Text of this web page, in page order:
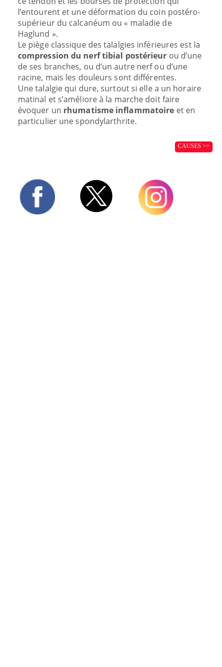
l’entourent et une déformation du coin postéro-
supérieur du calcanéum ou « maladie de
Haglund ».
Le piège classique des talalgies inférieures est la
compression du nerf tibial postérieur ou d’une
de ses branches, ou d’un autre nerf ou d’une
racine, mais les douleurs sont différentes.
Une talalgie qui dure, surtout si elle a un horaire
matinal et s’améliore à la marche doit faire
évoquer un rhumatisme inflammatoire et en
particulier une spondylarthrite.
CAUSES >>